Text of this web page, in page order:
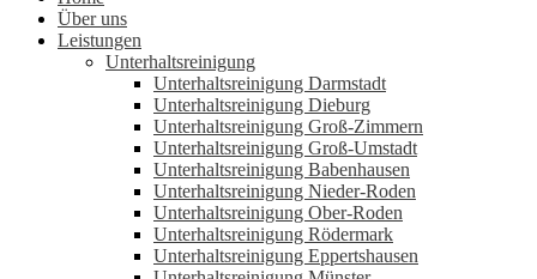
Über uns
Leistungen
Unterhaltsreinigung
Unterhaltsreinigung Darmstadt
Unterhaltsreinigung Dieburg
Unterhaltsreinigung Groß-Zimmern
Unterhaltsreinigung Groß-Umstadt
Unterhaltsreinigung Babenhausen
Unterhaltsreinigung Nieder-Roden
Unterhaltsreinigung Ober-Roden
Unterhaltsreinigung Rödermark
Unterhaltsreinigung Eppertshausen